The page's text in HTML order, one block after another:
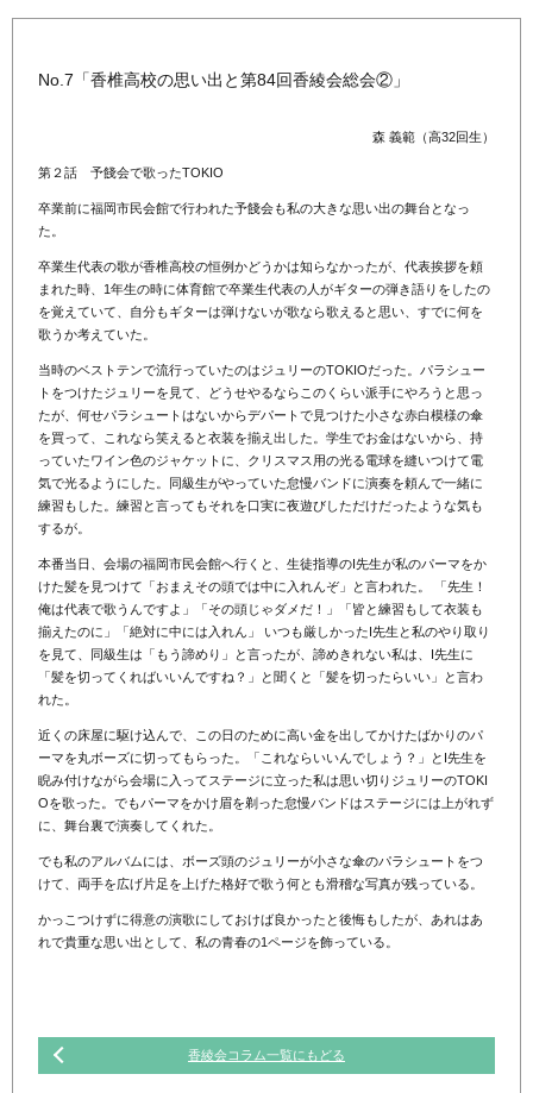
No.7「香椎高校の思い出と第84回香綾会総会②」
森 義範（高32回生）
第２話 予餞会で歌ったTOKIO
卒業前に福岡市民会館で行われた予餞会も私の大きな思い出の舞台となっ
た。
卒業生代表の歌が香椎高校の恒例かどうかは知らなかったが、代表挨拶を頼
まれた時、1年生の時に体育館で卒業生代表の人がギターの弾き語りをしたの
を覚えていて、自分もギターは弾けないが歌なら歌えると思い、すでに何を
歌うか考えていた。
当時のベストテンで流行っていたのはジュリーのTOKIOだった。パラシュー
トをつけたジュリーを見て、どうせやるならこのくらい派手にやろうと思っ
たが、何せパラシュートはないからデパートで見つけた小さな赤白模様の傘
を買って、これなら笑えると衣装を揃え出した。学生でお金はないから、持
っていたワイン色のジャケットに、クリスマス用の光る電球を縫いつけて電
気で光るようにした。同級生がやっていた怠慢バンドに演奏を頼んで一緒に
練習もした。練習と言ってもそれを口実に夜遊びしただけだったような気も
するが。
本番当日、会場の福岡市民会館へ行くと、生徒指導のI先生が私のパーマをか
けた髪を見つけて「おまえその頭では中に入れんぞ」と言われた。 「先生！
俺は代表で歌うんですよ」「その頭じゃダメだ！」「皆と練習もして衣装も
揃えたのに」「絶対に中には入れん」 いつも厳しかったI先生と私のやり取り
を見て、同級生は「もう諦めり」と言ったが、諦めきれない私は、I先生に
「髪を切ってくればいいんですね？」と聞くと「髪を切ったらいい」と言わ
れた。
近くの床屋に駆け込んで、この日のために高い金を出してかけたばかりのパ
ーマを丸ボーズに切ってもらった。「これならいいんでしょう？」とI先生を
睨み付けながら会場に入ってステージに立った私は思い切りジュリーのTOKI
Oを歌った。でもパーマをかけ眉を剃った怠慢バンドはステージには上がれず
に、舞台裏で演奏してくれた。
でも私のアルバムには、ボーズ頭のジュリーが小さな傘のパラシュートをつ
けて、両手を広げ片足を上げた格好で歌う何とも滑稽な写真が残っている。
かっこつけずに得意の演歌にしておけば良かったと後悔もしたが、あれはあ
れで貴重な思い出として、私の青春の1ページを飾っている。
香綾会コラム一覧にもどる